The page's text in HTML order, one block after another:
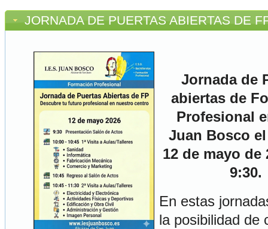
JORNADA DE PUERTAS ABIERTAS DE
Jornada de
abiertas de
Profesional
Juan Bosco
12 de mayo de
9:30.
En estas
la posibilidad de